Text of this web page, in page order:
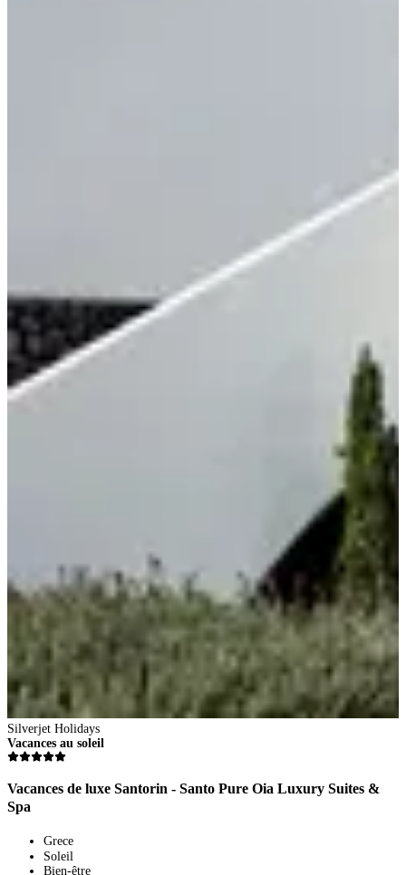
Silverjet Holidays
Vacances au soleil
Vacances de luxe Santorin - Santo Pure Oia Luxury Suites &
Spa
Grece
Soleil
Bien-être